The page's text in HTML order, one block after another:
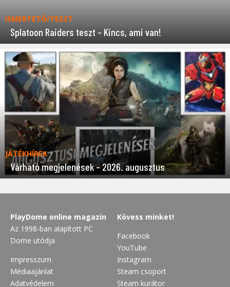
ISMERTETŐ/TESZT
Splatoon Raiders teszt – Kincs, ami van!
JÁTÉKHÍREK
Várható megjelenések – 2026. augusztus
PlayDome online magazin
Az 1998-ban alapított PC
Dome utódja
Impresszum
Médiaajánlat
Adatvédelem
Kövess minket!
Facebook
YouTube
Instagram
Steam csoport
Steam kurátor